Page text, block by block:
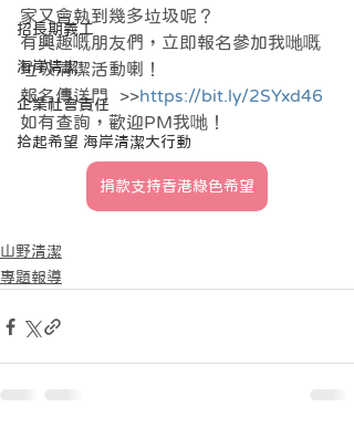
招長期義工
海岸清潔
企業社會責任
拾起希望 海岸清潔大行動
家又會執到幾多垃圾呢？
有興趣嘅朋友們，立即報名參加我哋嘅
垃圾清潔活動喇！
報名傳送門  >>https://bit.ly/2SYxd46
如有查詢，歡迎PM我哋！
捐款支持香港綠色希望
山野清潔
專題報導